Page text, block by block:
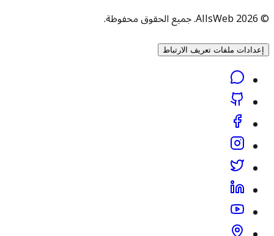
© 2026 AllsWeb. جميع الحقوق محفوظة.
إعدادات ملفات تعريف الارتباط